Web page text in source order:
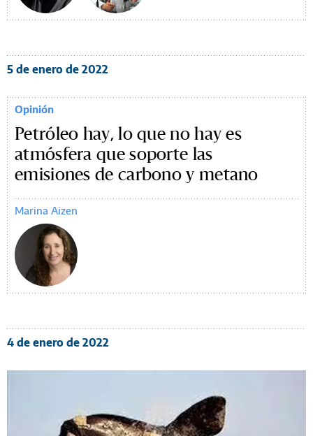
5 de enero de 2022
Opinión
Petróleo hay, lo que no hay es
atmósfera que soporte las
emisiones de carbono y metano
Marina Aizen
4 de enero de 2022